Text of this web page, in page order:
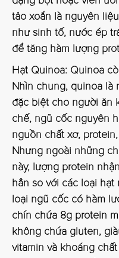
tảo xoắn là nguyên
như sinh tố, nước ép
để tăng hàm lượng
Hạt Quinoa: Quinoa
Nhìn chung, quinoa là
đặc biệt cho người ăn
chế, ngũ cốc nguyên
nguồn chất xơ,
Nhưng ngoài những
này, lượng protein
hẳn so với các loại
loại ngũ cốc có hàm
chín chứa 8g protein
không chứa gluten,
vitamin và khoáng